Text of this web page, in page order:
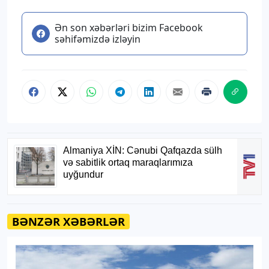
Ən son xəbərləri bizim Facebook
səhifəmizdə izləyin
BƏNZƏR XƏBƏRLƏR